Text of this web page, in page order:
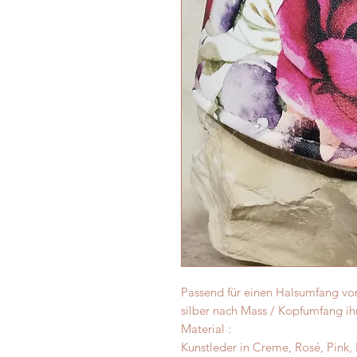
Passend für einen Halsumfang
silber nach Mass / Kopfumfang
Material :
Kunstleder in Creme, Rosé,